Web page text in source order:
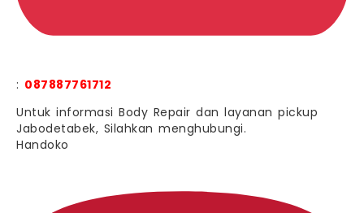
: 087887761712
Untuk informasi Body Repair dan layanan pickup
Jabodetabek, Silahkan menghubungi.
Handoko